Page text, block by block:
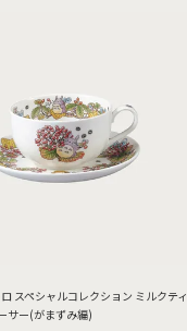
スペシャルコレクション ミルクティ
サー(がまずみ編)